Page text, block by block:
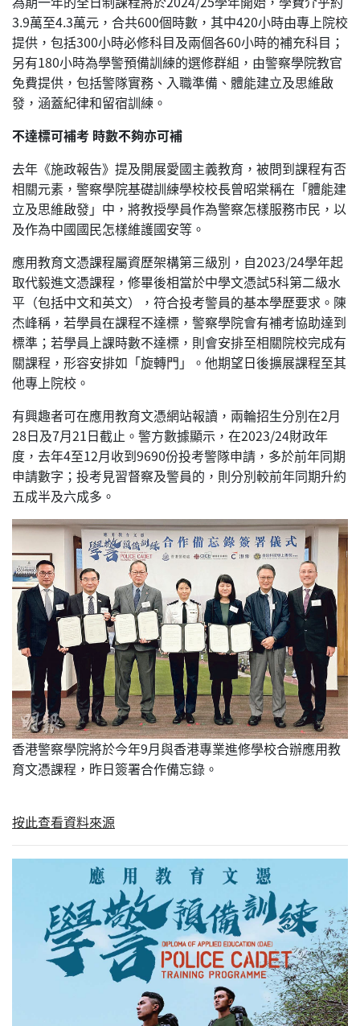
3.9萬至4.3萬元，合共600個時數，其中420小時由專上院校
提供，包括300小時必修科目及兩個各60小時的補充科目；
另有180小時為學警預備訓練的選修群組，由警察學院教官
免費提供，包括警隊實務、入職準備、體能建立及思維啟
發，涵蓋紀律和留宿訓練。
不達標可補考 時數不夠亦可補
去年《施政報告》提及開展愛國主義教育，被問到課程有否
相關元素，警察學院基礎訓練學校校長曾昭棠稱在「體能建
立及思維啟發」中，將教授學員作為警察怎樣服務市民，以
及作為中國國民怎樣維護國安等。
應用教育文憑課程屬資歷架構第三級別，自2023/24學年起
取代毅進文憑課程，修畢後相當於中學文憑試5科第二級水
平（包括中文和英文），符合投考警員的基本學歷要求。陳
杰峰稱，若學員在課程不達標，警察學院會有補考協助達到
標準；若學員上課時數不達標，則會安排至相關院校完成有
關課程，形容安排如「旋轉門」。他期望日後擴展課程至其
他專上院校。
有興趣者可在應用教育文憑網站報讀，兩輪招生分別在2月
28日及7月21日截止。警方數據顯示，在2023/24財政年
度，去年4至12月收到9690份投考警隊申請，多於前年同期
申請數字；投考見習督察及警員的，則分別較前年同期升約
五成半及六成多。
香港警察學院將於今年9月與香港專業進修學校合辦應用教
育文憑課程，昨日簽署合作備忘錄。
按此查看資料來源